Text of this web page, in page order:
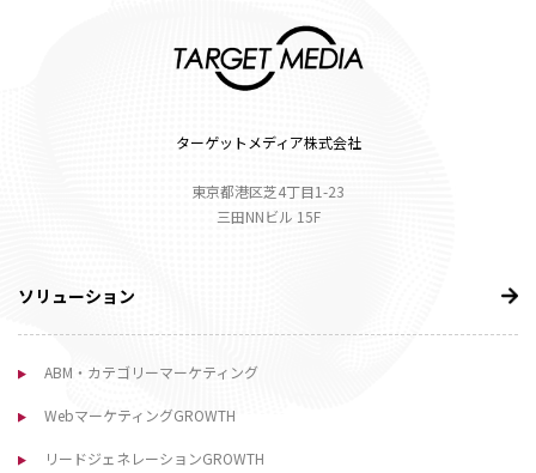
ターゲットメディア株式会社
東京都港区芝4丁目1-23
三田NNビル 15F
ソリューション
ABM・カテゴリーマーケティング
WebマーケティングGROWTH
リードジェネレーションGROWTH